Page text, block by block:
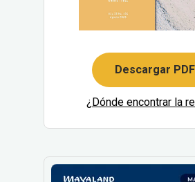
Descargar PDF
¿Dónde encontrar la